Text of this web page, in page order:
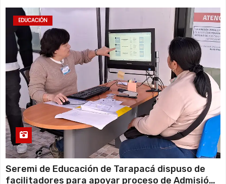
EDUCACIÓN
Seremi de Educación de Tarapacá dispuso de
facilitadores para apoyar proceso de Admisión